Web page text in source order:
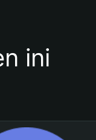
ini